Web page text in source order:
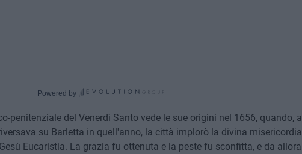
Powered by
penitenziale del Venerdì Santo vede le sue origini nel 1656, quando, a
su Barletta in quell'anno, la città implorò la divina misericordia
Eucaristia. La grazia fu ottenuta e la peste fu sconfitta, e da allora